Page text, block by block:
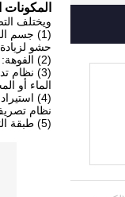
المكونات
ويختلف
(1) جسم
حشو
(2) الفوهة: تستخدم لتفتيت السائل ورشه في مسار تدفق غاز العادم. يؤثر تصميم الفوهة على حجم وتوزيع قطرات السائل وبالتالي تأثير الاتصال بالسائل.
(3) نظام
الماء أو
(4) استيراد وتصدير الغاز: يدخل الغاز العادم إلى البرج عبر مدخل الهواء، ويتم تفريغ الغاز المنقى من أعلى البرج.
نظام
(5) طبقة التعبئة (اختيارية): بعض أبراج الرش مجهزة بطبقة تعبئة بالداخل لزيادة مساحة الاتصال بالغاز والسائل وتعزيز تأثير التنقية.